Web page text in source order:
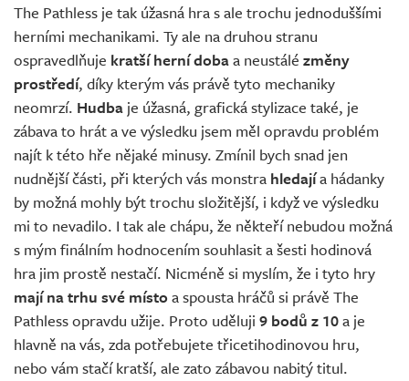
The Pathless je tak úžasná hra s ale trochu jednoduššími
herními mechanikami. Ty ale na druhou stranu
ospravedlňuje kratší herní dobaa neustálé změny
prostředí, díky kterým vás právě tyto mechaniky
neomrzí. Hudba je úžasná, grafická stylizace také, je
zábava to hrát a ve výsledku jsem měl opravdu problém
najít k této hře nějaké minusy. Zmínil bych snad jen
nudnější části, při kterých vás monstra hledajía hádanky
by možná mohly být trochu složitější, i když ve výsledku
mi to nevadilo. I tak ale chápu, že někteří nebudou možná
s mým finálním hodnocením souhlasit a šesti hodinová
hra jim prostě nestačí. Nicméně si myslím, že i tyto hry
mají na trhu své místo a spousta hráčů si právě The
Pathless opravdu užije. Proto uděluji 9 bodů z 10a je
hlavně na vás, zda potřebujete třicetihodinovou hru,
nebo vám stačí kratší, ale zato zábavou nabitý titul.